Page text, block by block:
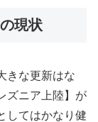
現状
きな更新はな
ズニア上陸】が
してはかなり健